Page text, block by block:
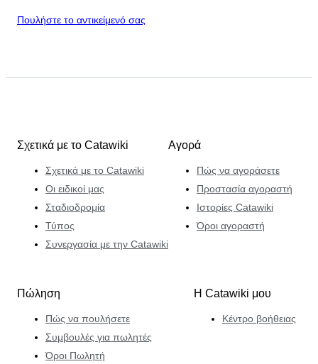
Πουλήστε το αντικείμενό σας
Σχετικά με το Catawiki
Σχετικά με το Catawiki
Οι ειδικοί μας
Σταδιοδρομία
Τύπος
Συνεργασία με την Catawiki
Αγορά
Πώς να αγοράσετε
Προστασία αγοραστή
Ιστορίες Catawiki
Όροι αγοραστή
Πώληση
Πώς να πουλήσετε
Συμβουλές για πωλητές
Όροι Πωλητή
Η Catawiki μου
Κέντρο βοήθειας